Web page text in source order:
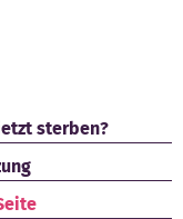
sterben?